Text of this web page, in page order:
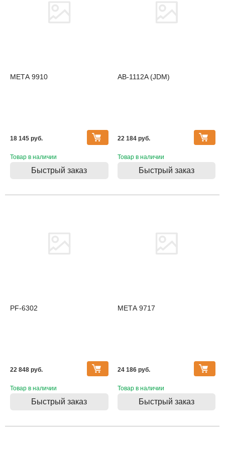
МЕТА 9910
18 145 pуб.
Товар в наличии
Быстрый заказ
AB-1112A (JDM)
22 184 pуб.
Товар в наличии
Быстрый заказ
PF-6302
22 848 pуб.
Товар в наличии
Быстрый заказ
МЕТА 9717
24 186 pуб.
Товар в наличии
Быстрый заказ